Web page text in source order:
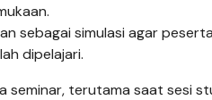
sebagai simulasi agar
dipelajari.
seminar, terutama saat sesi